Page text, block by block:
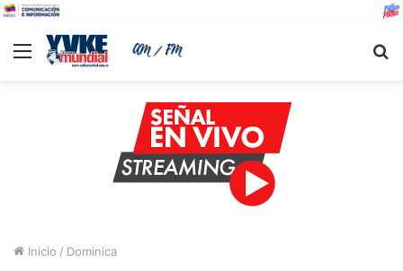
Menu
Inicio / Dominica